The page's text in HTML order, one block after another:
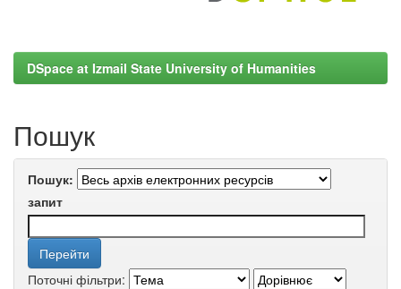
DSpace at Izmail State University of Humanities
Пошук
Пошук:
запит
Поточні фільтри: